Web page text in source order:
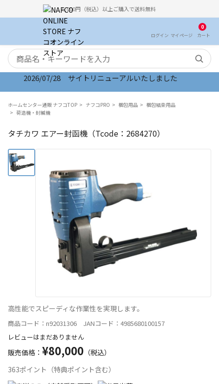
5,000円（税込）以上ご購入で送料無料
ログイン マイ ページ
0
カート
検索キーワード
2026/07/28 サイトリニューアルいたしました
ホームセンター通販 ナフコTOP ナフコPRO 梱包用品
梱包結束用品
荷造機・封緘機
タチカワ エアー封函機（Tcode：2684270）
高性能でスピーディな作業性を実現します。
商品コード：n92031306 JANコード：4985680100157
レビューはまだありません
販売価格： ¥80,000 （税込）
363ポイント（特典ポイント含む）